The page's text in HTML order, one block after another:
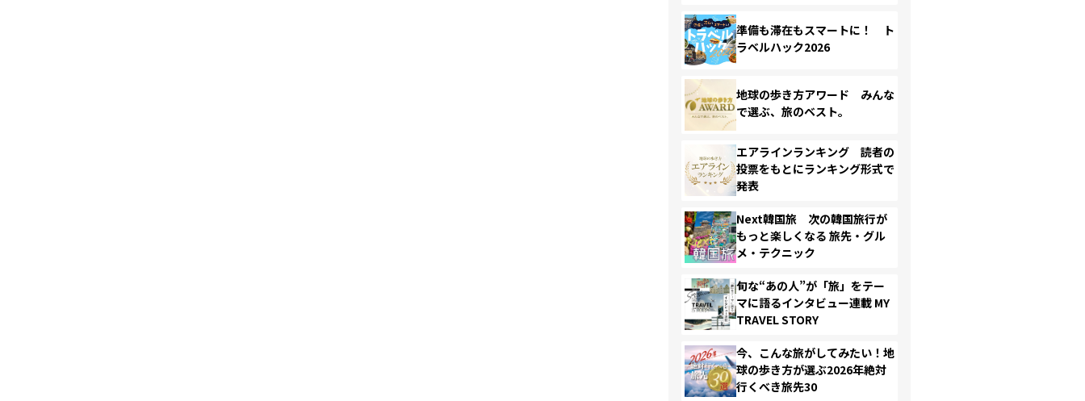
準備も滞在もスマートに！ ト
ラベルハック2026
地球の歩き方アワード みんな
で選ぶ、旅のベスト。
エアラインランキング 読者の
投票をもとにランキング形式で
発表
Next韓国旅 次の韓国旅行が
もっと楽しくなる 旅先・グル
メ・テクニック
旬な“あの人”が「旅」をテー
マに語るインタビュー連載 MY
TRAVEL STORY
今、こんな旅がしてみたい！地
球の歩き方が選ぶ2026年絶対
行くべき旅先30